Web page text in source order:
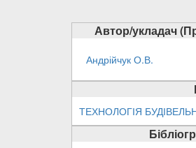
Автор/укладач
Андрійчук О.В.
ТЕХНОЛОГІЯ